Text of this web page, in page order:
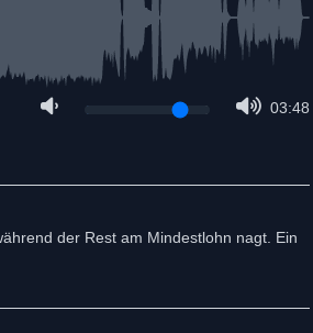
03:48
der Rest am Mindestlohn nagt. Ein